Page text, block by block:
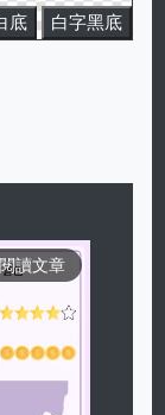
底 白字黑底
閱讀文章